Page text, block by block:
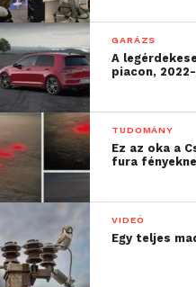
GARÁZS
A
piacon,
TUDOMÁNY
Ez az oka a
fura
VIDEÓ
Egy teljes